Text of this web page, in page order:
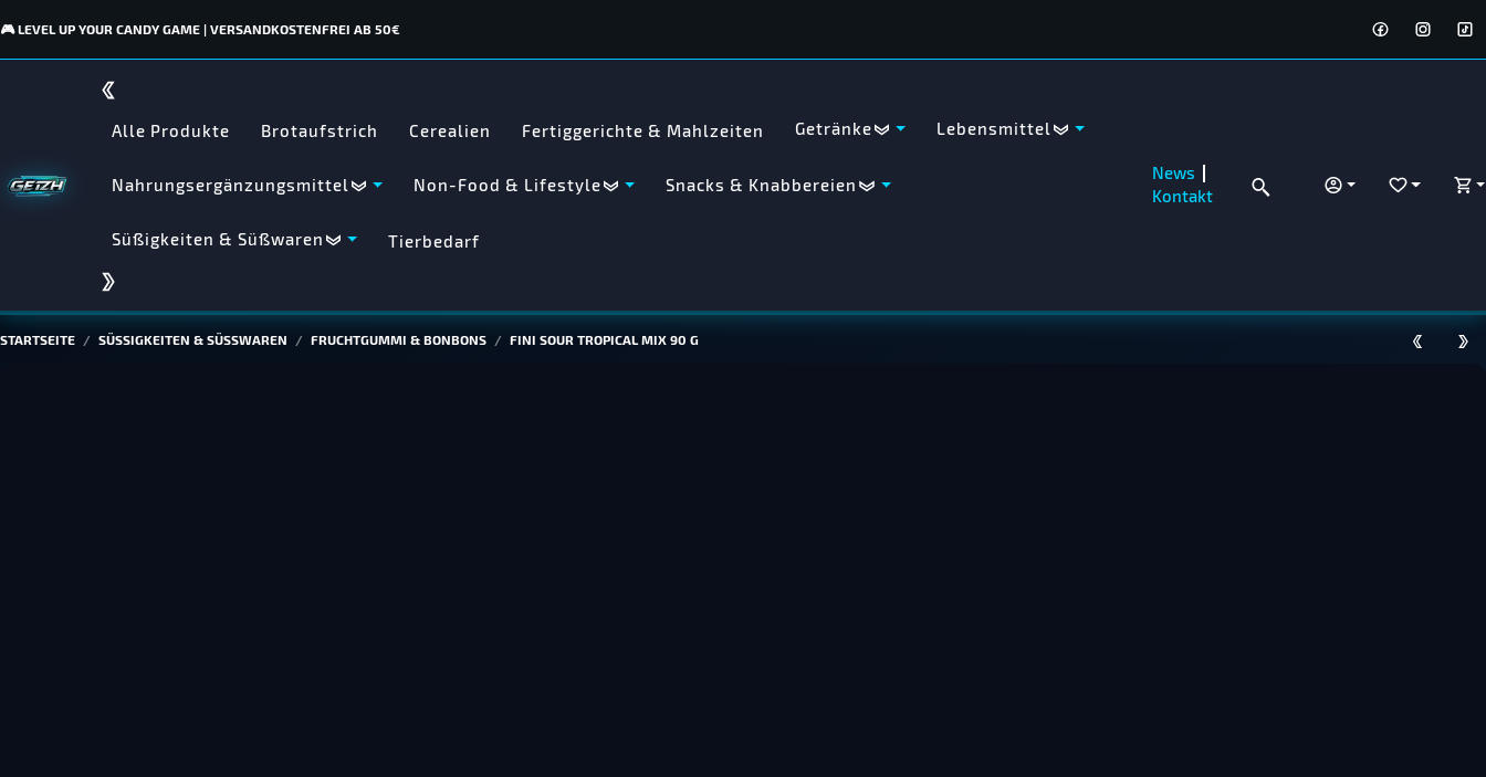
🎮 LEVEL UP YOUR CANDY GAME | VERSANDKOSTENFREI AB 50€
Alle Produkte Brotaufstrich Cerealien Fertiggerichte & Mahlzeiten Getränke Lebensmittel
Nahrungsergänzungsmittel Non-Food & Lifestyle Snacks & Knabbereien
Süßigkeiten & Süßwaren Tierbedarf
News
Kontakt
ANMELDEN
STARTSEITE SÜSSIGKEITEN & SÜSSWAREN FRUCHTGUMMI & BONBONS FINI SOUR TROPICAL MIX 90 G